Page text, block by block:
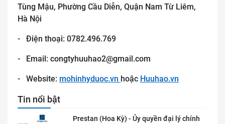
Tùng Mậu, Phường Cầu Diễn, Quận Nam Từ Liêm,
Hà Nội
- Điện thoại: 0782.496.769
- Email: congtyhuuhao2@gmail.com
- Website: mohinhyduoc.vn hoặc Huuhao.vn
Tin nổi bật
Prestan (Hoa Kỳ) - Ủy quyền đại lý chính